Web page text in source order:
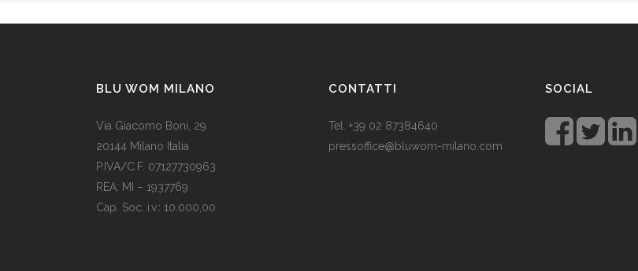
BLU WOM MILANO
Via Giacomo Boni, 29
20144 Milano Italia
P.IVA/C.F. 07127730963
REA: MI – 1937769
Cap. Soc. i.v.: 10.000,00
CONTATTI
Tel. +39 02 87384640
pressoffice@bluwom-milano.com
SOCIAL